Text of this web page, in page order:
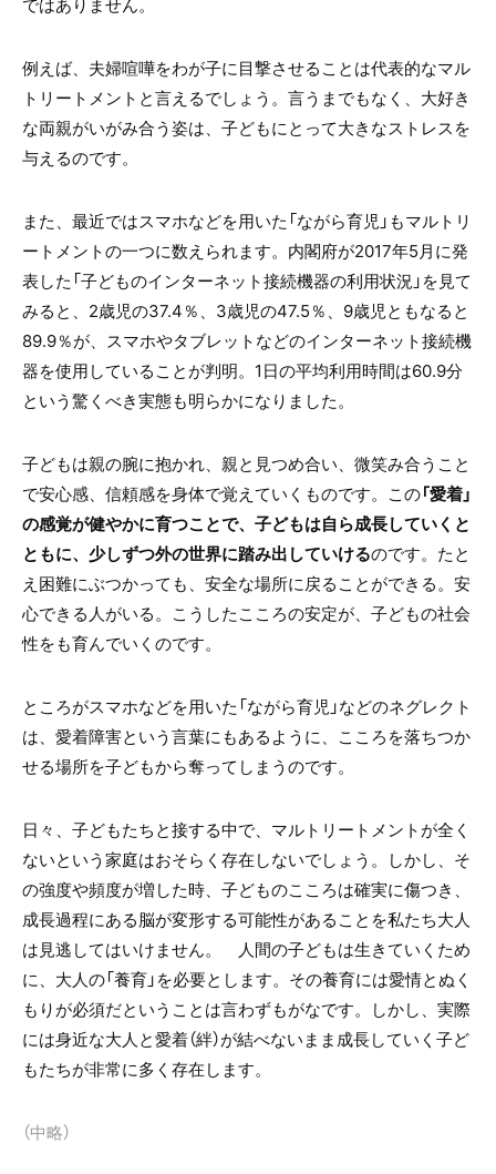
ではありません。
例えば、夫婦喧嘩をわが子に目撃させることは代表的なマル
トリートメントと言えるでしょう。言うまでもなく、大好き
な両親がいがみ合う姿は、子どもにとって大きなストレスを
与えるのです。
また、最近ではスマホなどを用いた「ながら育児」もマルトリ
ートメントの一つに数えられます。内閣府が2017年5月に発
表した「子どものインターネット接続機器の利用状況」を見て
みると、 2歳児の37.4％、 3歳児の47.5％、 9歳児ともなると
89.9％が、スマホやタブレットなどのインターネット接続機
器を使用していることが判明。 1日の平均利用時間は60.9分
という驚くべき実態も明らかになりました。
子どもは親の腕に抱かれ、親と見つめ合い、微笑み合うこと
で安心感、信頼感を身体で覚えていくものです。この「愛着」
の感覚が健やかに育つことで、子どもは自ら成長していくと
ともに、少しずつ外の世界に踏み出していけるのです。たと
え困難にぶつかっても、安全な場所に戻ることができる。安
心できる人がいる。こうしたこころの安定が、子どもの社会
性をも育んでいくのです。
ところがスマホなどを用いた「ながら育児」などのネグレクト
は、愛着障害という言葉にもあるように、こころを落ちつか
せる場所を子どもから奪ってしまうのです。
日々、子どもたちと接する中で、マルトリートメントが全く
ないという家庭はおそらく存在しないでしょう。しかし、そ
の強度や頻度が増した時、子どものこころは確実に傷つき、
成長過程にある脳が変形する可能性があることを私たち大人
は見逃してはいけません。 人間の子どもは生きていくため
に、大人の「養育」を必要とします。その養育には愛情とぬく
もりが必須だということは言わずもがなです。しかし、実際
には身近な大人と愛着（絆）が結べないまま成長していく子ど
もたちが非常に多く存在します。
（中略）